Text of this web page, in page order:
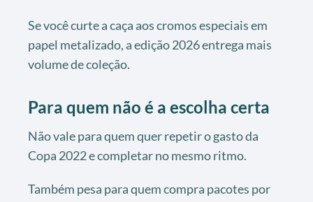
Se você curte a caça aos cromos especiais em
papel metalizado, a edição 2026 entrega mais
volume de coleção.
Para quem não é a escolha certa
Não vale para quem quer repetir o gasto da
Copa 2022 e completar no mesmo ritmo.
Também pesa para quem compra pacotes por